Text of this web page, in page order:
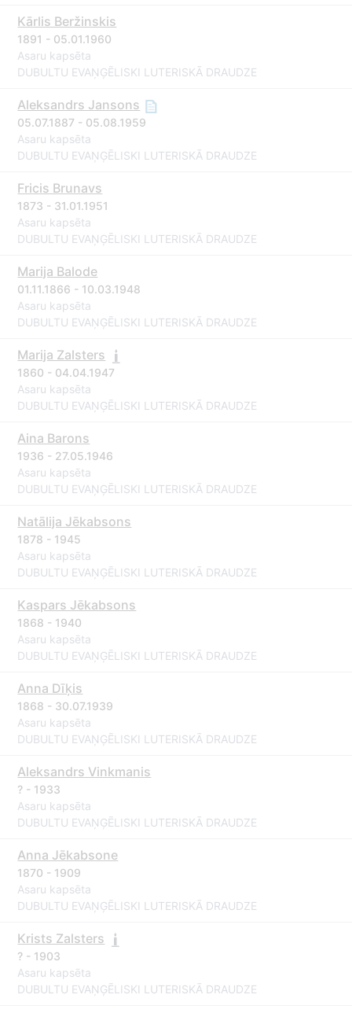
Kārlis Beržinskis
1891 - 05.01.1960
Asaru kapsēta
DUBULTU EVAŅĢĒLISKI LUTERISKĀ DRAUDZE
Aleksandrs Jansons
05.07.1887 - 05.08.1959
Asaru kapsēta
DUBULTU EVAŅĢĒLISKI LUTERISKĀ DRAUDZE
Fricis Brunavs
1873 - 31.01.1951
Asaru kapsēta
DUBULTU EVAŅĢĒLISKI LUTERISKĀ DRAUDZE
Marija Balode
01.11.1866 - 10.03.1948
Asaru kapsēta
DUBULTU EVAŅĢĒLISKI LUTERISKĀ DRAUDZE
Marija Zalsters
1860 - 04.04.1947
Asaru kapsēta
DUBULTU EVAŅĢĒLISKI LUTERISKĀ DRAUDZE
Aina Barons
1936 - 27.05.1946
Asaru kapsēta
DUBULTU EVAŅĢĒLISKI LUTERISKĀ DRAUDZE
Natālija Jēkabsons
1878 - 1945
Asaru kapsēta
DUBULTU EVAŅĢĒLISKI LUTERISKĀ DRAUDZE
Kaspars Jēkabsons
1868 - 1940
Asaru kapsēta
DUBULTU EVAŅĢĒLISKI LUTERISKĀ DRAUDZE
Anna Dīķis
1868 - 30.07.1939
Asaru kapsēta
DUBULTU EVAŅĢĒLISKI LUTERISKĀ DRAUDZE
Aleksandrs Vinkmanis
? - 1933
Asaru kapsēta
DUBULTU EVAŅĢĒLISKI LUTERISKĀ DRAUDZE
Anna Jēkabsone
1870 - 1909
Asaru kapsēta
DUBULTU EVAŅĢĒLISKI LUTERISKĀ DRAUDZE
Krists Zalsters
? - 1903
Asaru kapsēta
DUBULTU EVAŅĢĒLISKI LUTERISKĀ DRAUDZE